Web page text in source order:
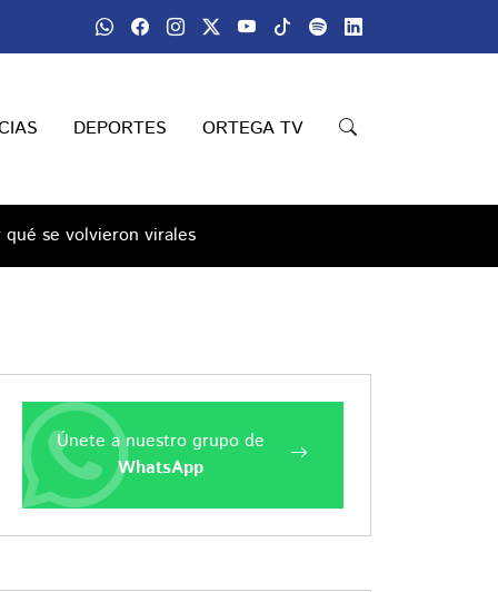
DEPORTES ORTEGA TV
se volvieron virales
Únete a nuestro grupo de
WhatsApp